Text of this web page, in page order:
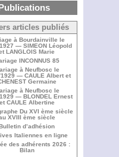
articles publiés
à Bourdainville le
— SIMEON Léopold
LANGLOIS Marie
INCONNUS 85
à Neufbosc le
— CAULE Albert et
Germaine
à Neufbosc le
— BLONDEL Ernest
CAULE Albertine
Du XVI ème siècle
XVIII ème siècle
d’adhésion
Italiennes en ligne
des adhérents 2026 :
Bilan